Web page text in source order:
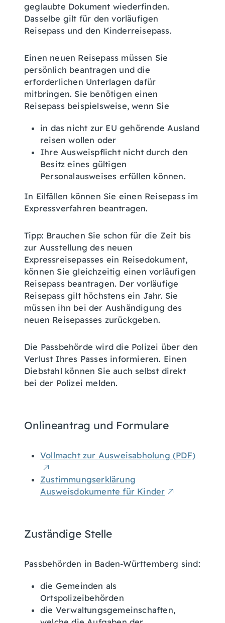
geglaubte Dokument wiederfinden.
Dasselbe gilt für den vorläufigen
Reisepass und den Kinderreisepass.
Einen neuen Reisepass müssen Sie
persönlich beantragen und die
erforderlichen Unterlagen dafür
mitbringen. Sie benötigen einen
Reisepass beispielsweise, wenn Sie
in das nicht zur EU gehörende Ausland
reisen wollen oder
Ihre Ausweispflicht nicht durch den
Besitz eines gültigen
Personalausweises erfüllen können.
In Eilfällen können Sie einen Reisepass im
Expressverfahren beantragen.
Tipp: Brauchen Sie schon für die Zeit bis
zur Ausstellung des neuen
Expressreisepasses ein Reisedokument,
können Sie gleichzeitig einen vorläufigen
Reisepass beantragen. Der vorläufige
Reisepass gilt höchstens ein Jahr. Sie
müssen ihn bei der Aushändigung des
neuen Reisepasses zurückgeben.
Die Passbehörde wird die Polizei über den
Verlust Ihres Passes informieren. Einen
Diebstahl können Sie auch selbst direkt
bei der Polizei melden.
Onlineantrag und Formulare
Vollmacht zur Ausweisabholung (PDF)
Zustimmungserklärung
Ausweisdokumente für Kinder
Zuständige Stelle
Passbehörden in Baden-Württemberg sind:
die Gemeinden als
Ortspolizeibehörden
die Verwaltungsgemeinschaften,